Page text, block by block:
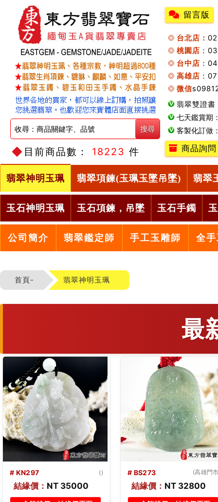
目前商品數： 18223 件
留言版
台北店：
桃園店 ：
台中店 ：
高雄店 ：
微信
翡翠雙證書
七天鑑賞期
客製化訂做
商品詢問
翡翠神明玉珮 翡翠項鍊(玉珮玉墜吊墜) 翡翠
玉石神明玉珮 玉石項鍊，吊墜 玉石手鐲
公司簡介 翡翠鑑定師 手工玉雕師 全
首頁- 翡翠神明玉珮
最
# BS273 (高雄門市)
結緣價： NT 32800
# WF033 (高雄門
結緣價： NT 18800